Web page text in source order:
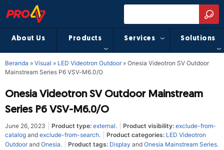
About Us Products Services Solutions
Beranda » Visual » LED Videotron Outdoor» Onesia Videotron SV Outdoor
Mainstream Series P6 VSV-M6.0/O
Onesia Videotron SV Outdoor Mainstream
Series P6 VSV-M6.0/O
June 26, 2023 Product type: external. Product visibility: exclude-from-
catalog and exclude-from-search. Product categories: LED Videotron
Outdoorand Onesia. Product tags: Display and Onesia Mainstream Series.